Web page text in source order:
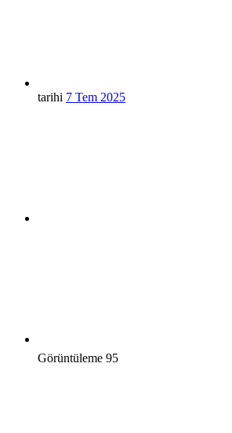
tarihi 7 Tem 2025
Görüntüleme 95